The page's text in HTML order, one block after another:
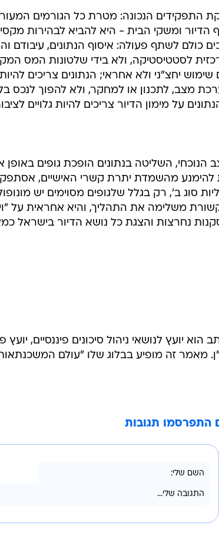
התפקידים הנכונה: מטרת כל הגורמים
הדיור ומשקי הבית - היא להביא לבהירות
כולם לשתף פעולה: איסוף הנתונים, עיבודם
לסטטיסטיקה, ולא בידי שלטונות המס
יחצ"ני ולא אחראי; הנתונים צריכים
מצב, לתכנון או למחקר, ולא להפוך לנכס
על מימון הדיור צריכים להיות גלויים
הנוכחי, השליטה בנתונים הופכת גופים באופן
להימנע מהשמדת יתרת קשרי האישיים,
סוג ב', רק בגלל שלגופים מסוימים יש
משלימה את התהליך, והיא אחראית על
נחרצות והצגת כל נושא הדיור בישראל
הוא יועץ לנושאי ניהול סיכונים פיננסיים,
מאמר זה מופיע בבלוג שלו "עולם
התפרסמו תגובות